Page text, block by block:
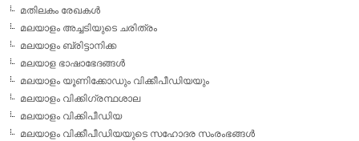
മതിലകം രേഖകള്‍
മലയാളം അച്ചടിയുടെ ചരിത്രം
മലയാളം ബ്രിട്ടാനിക്ക
മലയാള ഭാഷാഭേദങ്ങള്‍
മലയാളം യൂണിക്കോഡും വിക്കീപീഡിയയും
മലയാളം വിക്കിഗ്രന്ഥശാല
മലയാളം വിക്കിപീഡിയ
മലയാളം വിക്കീപീഡിയയുടെ സഹോദര സംരംഭങ്ങള്‍